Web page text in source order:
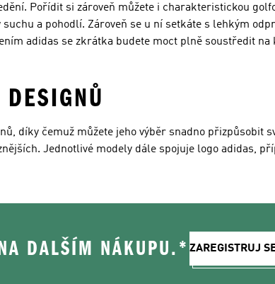
Pořídit si zároveň můžete i charakteristickou
a pohodlí. Zároveň se u ní setkáte s lehkým
adidas se zkrátka budete moct plně soustředit na
díky čemuž můžete jeho výběr snadno přizpůsobit
Jednotlivé modely dále spojuje logo adidas,
DALŠÍM NÁKUPU.* ZAREGISTRUJ